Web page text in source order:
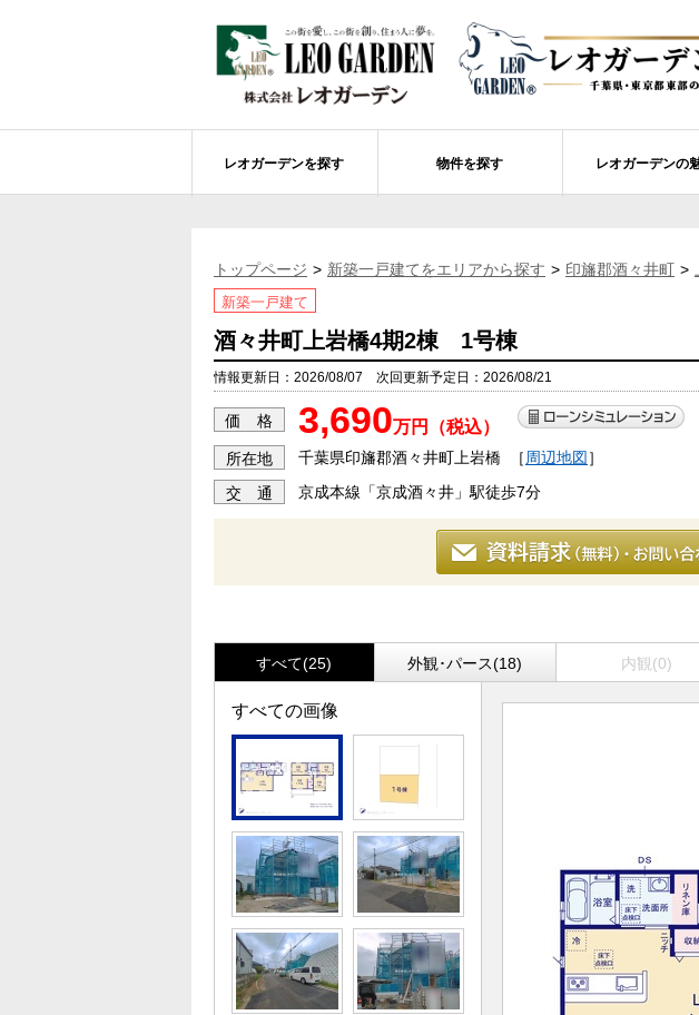
レオガーデンを探す
成田市のレオガーデン 習
レオガーデン西船橋 武尊の杜 レオ
レオガーデン新船橋 紫吹の街Ⅱ レオ
レオガーデン船橋法典 朝陽の街〔第1期〕
物件を探す
市川市エリアの物件情報
船橋市の学区から探す 習
市川市の学区から探す お
総武線沿線の未公開物件情報について
レオガーデンの
レオ・グローブ カリフォルニア レオ
レオガーデンオーナーズ倶楽部について
レオガ
太陽光発電システム
住宅ローンのポイント
トップページ 新築一戸建てをエリアから探す 印旛郡酒々井町
新築一戸建て
酒々井町上岩橋4期2棟 1号棟
情報更新日：2026/08/07 次回更新予定日：2026/08/21
価 格 3,690万円（税込）
所在地 千葉県印旛郡酒々井町上岩橋 ［ 周辺地図］
交 通 京成本線「京成酒々井」駅徒歩7分
すべて(25) 外観･パース(18) 内観(0)
すべての画像